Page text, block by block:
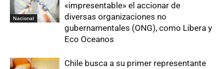
Nacional
«impresentable» el accionar de
diversas organizaciones no
gubernamentales (ONG), como Libera y
Eco Oceanos
Chile busca a su primer representante